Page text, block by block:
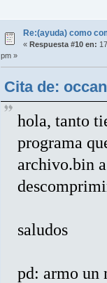
Re:(ayuda) como
« Respuesta #10 en:
pm »
Cita de:
hola, tanto
programa
archivo.bin
saludos
pd: armo un